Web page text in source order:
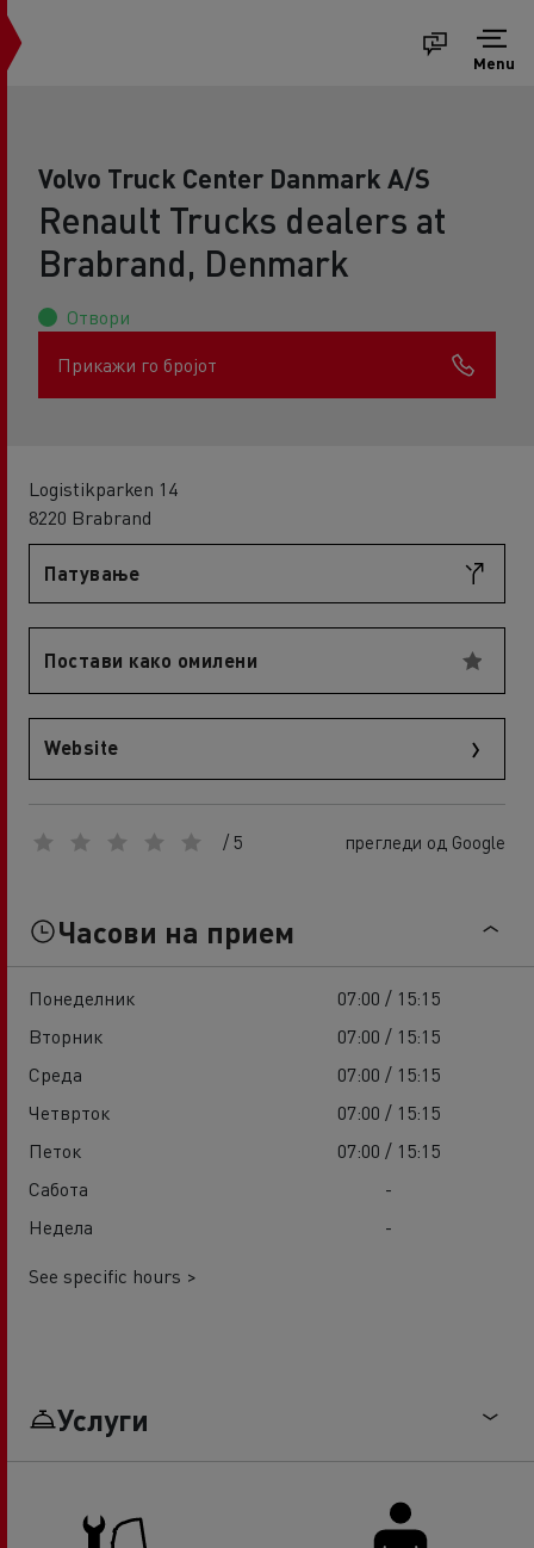
Menu
Volvo Truck Center Danmark A/S
Renault Trucks dealers at
Brabrand, Denmark
Отвори
Прикажи го бројот
Logistikparken 14
8220 Brabrand
Патување
Постави како омилени
Website
/ 5 прегледи од Google
Часови на прием
Понеделник
07:00 / 15:15
Вторник
07:00 / 15:15
Среда
07:00 / 15:15
Четврток
07:00 / 15:15
Петок
07:00 / 15:15
Сабота
-
Недела
-
See specific hours >
Услуги